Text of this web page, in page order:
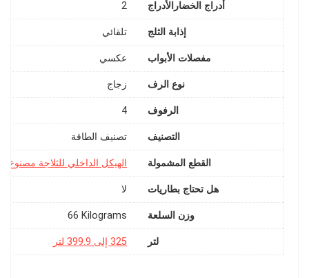
أدراج الخضارالأدراج ‎2
إذابة الثلج
مفصلات الأبواب
نوع الرف
الرفوف ‎4
التصنيف
القطع المشمولة
هل تحتاج بطاريات
وزن السلعة ‎66 Kilograms
لتر 325 إلى 399.9 لتر